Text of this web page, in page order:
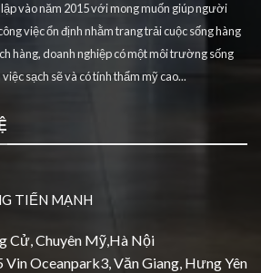
vào năm 2015 với mong muốn giúp người
việc ổn định nhằm trang trải cuộc sống hàng
hàng, doanh nghiệp có một môi trường sống
sạch sẽ và có tính thẩm mỹ cao...
TIẾN MẠNH
Cử, Chuyên Mỹ,Hà Nội
Oceanpark3, Văn Giang, Hưng Yên